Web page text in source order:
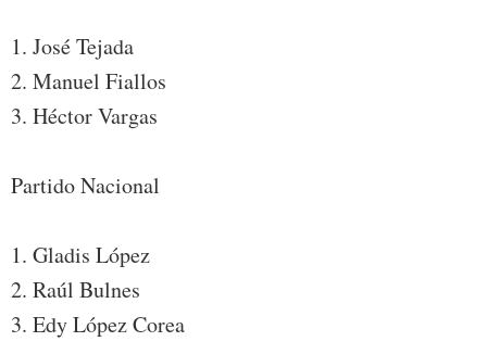
1. José Tejada
2. Manuel Fiallos
3. Héctor Vargas
Partido Nacional
1. Gladis López
2. Raúl Bulnes
3. Edy López Corea